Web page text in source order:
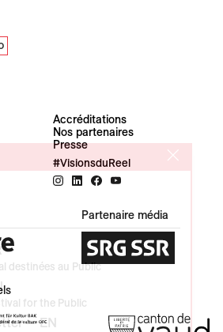
Accréditations
Nos partenaires
Presse
#VisionsduReel
Partenaire média
destinées au Public
for the Public
— EN